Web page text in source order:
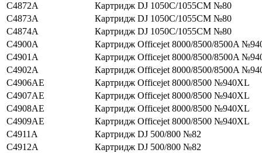
C4872A
Картридж DJ 1050C/1055CM №80
C4873A
Картридж DJ 1050C/1055CM №80
C4874A
Картридж DJ 1050C/1055CM №80
C4900A
Картридж Officejet 8000/8500/8500A
C4901A
Картридж Officejet 8000/8500/8500A
C4902A
Картридж Officejet 8000/8500/8500A
C4906AE
Картридж Officejet 8000/8500 №940XL
C4907AE
Картридж Officejet 8000/8500 №940XL
C4908AE
Картридж Officejet 8000/8500 №940XL
C4909AE
Картридж Officejet 8000/8500 №940XL
C4911A
Картридж DJ 500/800 №82
C4912A
Картридж DJ 500/800 №82